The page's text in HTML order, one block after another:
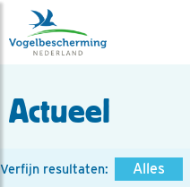
Actueel
Verfijn resultaten: Alles